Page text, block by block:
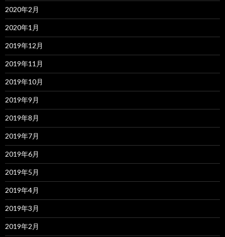
2020年2月
2020年1月
2019年12月
2019年11月
2019年10月
2019年9月
2019年8月
2019年7月
2019年6月
2019年5月
2019年4月
2019年3月
2019年2月